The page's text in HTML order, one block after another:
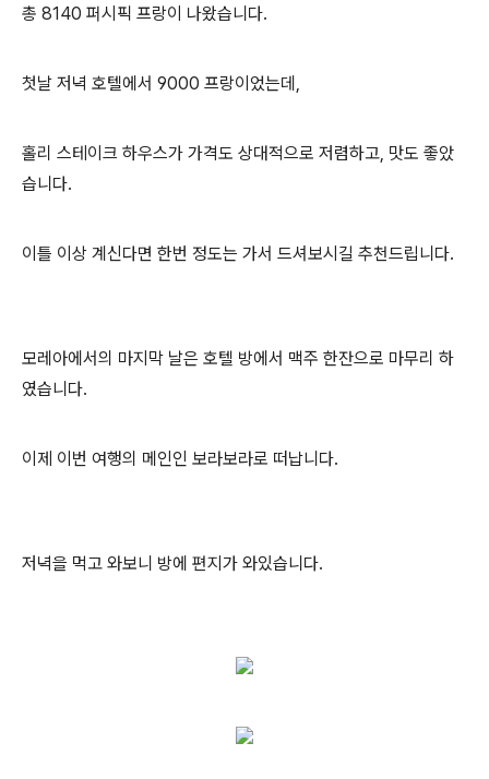
총 8140 퍼시픽 프랑이 나왔습니다.
첫날 저녁 호텔에서 9000 프랑이었는데,
홀리 스테이크 하우스가 가격도 상대적으로 저렴하고, 맛도 좋았
습니다.
이틀 이상 계신다면 한번 정도는 가서 드셔보시길 추천드립니다.
모레아에서의 마지막 날은 호텔 방에서 맥주 한잔으로 마무리 하
였습니다.
이제 이번 여행의 메인인 보라보라로 떠납니다.
저녁을 먹고 와보니 방에 편지가 와있습니다.